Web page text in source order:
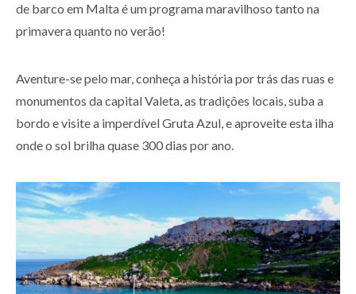
de barco em Malta é um programa maravilhoso tanto na
primavera quanto no verão!
Aventure-se pelo mar, conheça a história por trás das ruas e
monumentos da capital Valeta, as tradições locais, suba a
bordo e visite a imperdível Gruta Azul, e aproveite esta ilha
onde o sol brilha quase 300 dias por ano.